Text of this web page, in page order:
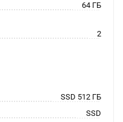
64 ГБ
2
SSD 512 ГБ
SSD